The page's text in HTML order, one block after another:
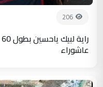
206
عاشوراء